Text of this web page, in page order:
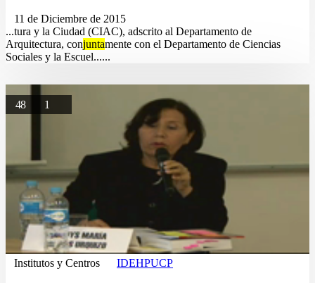
11 de Diciembre de 2015
...tura y la Ciudad (CIAC), adscrito al Departamento de
Arquitectura, conjuntamente con el Departamento de Ciencias
Sociales y la Escuel......
48 1
Institutos y Centros IDEHPUCP